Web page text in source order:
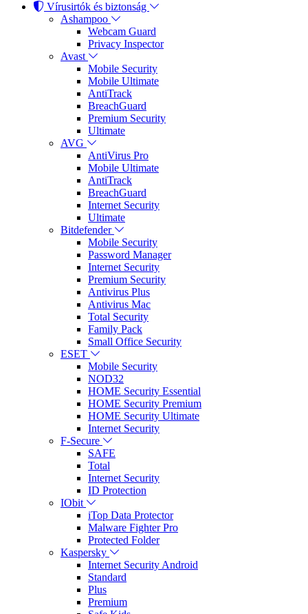
Vírusirtók és biztonság
Ashampoo
Webcam Guard
Privacy Inspector
Avast
Mobile Security
Mobile Ultimate
AntiTrack
BreachGuard
Premium Security
Ultimate
AVG
AntiVirus Pro
Mobile Ultimate
AntiTrack
BreachGuard
Internet Security
Ultimate
Bitdefender
Mobile Security
Password Manager
Internet Security
Premium Security
Antivirus Plus
Antivirus Mac
Total Security
Family Pack
Small Office Security
ESET
Mobile Security
NOD32
HOME Security Essential
HOME Security Premium
HOME Security Ultimate
Internet Security
F-Secure
SAFE
Total
Internet Security
ID Protection
IObit
iTop Data Protector
Malware Fighter Pro
Protected Folder
Kaspersky
Internet Security Android
Standard
Plus
Premium